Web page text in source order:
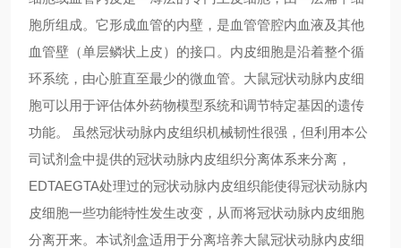
胞所组成。它形成血管的内壁，是血管管腔内血液及其他
血管壁（单层鳞状上皮）的接口。内皮细胞是沿着整个循
环系统，由心脏直至最少的微血管。大鼠冠状动脉内皮细
胞可以用于评估体外药物模型系统和调节特定基因的遗传
功能。 虽然冠状动脉内皮组织机械韧性很强，但利用本公
司试剂盒中提供的冠状动脉内皮组织分离体系来分离，
EDTAEGTA处理过的冠状动脉内皮组织能使得冠状动脉内
皮细胞一些功能特性发生改变，从而将冠状动脉内皮细胞
分离开来。本试剂盒适用于分离培养大鼠冠状动脉内皮细